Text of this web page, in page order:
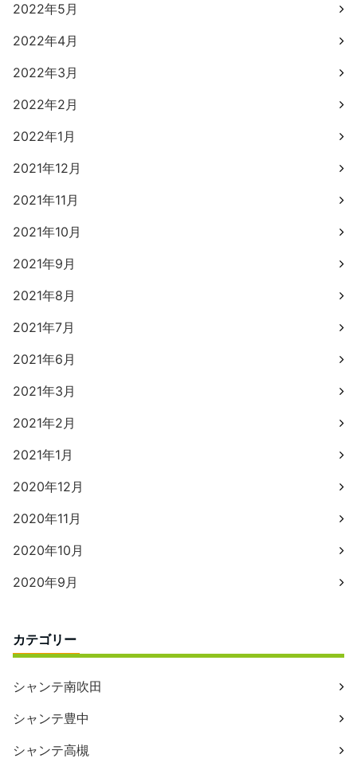
2022年5月
2022年4月
2022年3月
2022年2月
2022年1月
2021年12月
2021年11月
2021年10月
2021年9月
2021年8月
2021年7月
2021年6月
2021年3月
2021年2月
2021年1月
2020年12月
2020年11月
2020年10月
2020年9月
カテゴリー
シャンテ南吹田
シャンテ豊中
シャンテ高槻